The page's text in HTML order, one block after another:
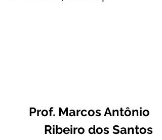
Prof. Marcos Antônio
Ribeiro dos Santos